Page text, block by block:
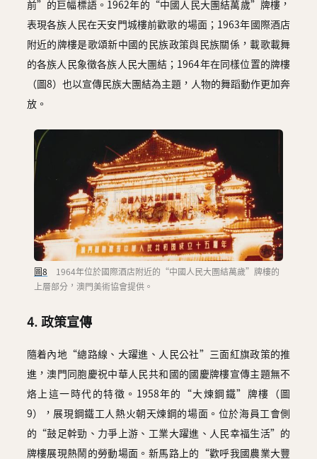
前”的巨幅標語。1962年的“中國人民大團結萬歲”牌樓，
表現各族人民在天安門城樓前歡歌的場面；1963年國際酒店
附近的牌樓是歌頌新中國的民族政策與民族關係，載歌載舞
的各族人民象徵各族人民大團結；1964年在同樣位置的牌樓
（圖8）也以宣傳民族大團結為主題，人物的舞蹈動作更加奔
放。
圖8 1964年位於國際酒店附近的“中國人民大團結萬歲”牌樓的
上層部分，澳門美術協會提供。
4. 政策宣傳
隨着內地“總路線、大躍進、人民公社”三面紅旗政策的推
進，澳門同胞慶祝中華人民共和國的國慶牌樓宣傳主題無不
烙上這一時代的特徵。1958年的“大煉鋼鐵”牌樓（圖
9），展現鋼鐵工人熱火朝天煉鋼的場面。位於海員工會側
的“鼓足幹勁、力爭上游、工業大躍進、人民幸福生活”的
牌樓展現熱鬧的勞動場面。新馬路上的“歡呼我國農業大豐